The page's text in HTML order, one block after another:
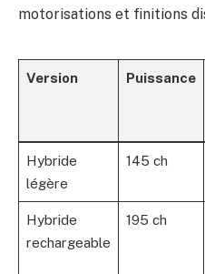
motorisations et finitions
Version Puissance
Hybride
légère
145 ch
Hybride
rechargeable
195 ch